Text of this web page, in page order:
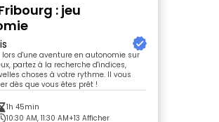
: jeu
d'une aventure en autonomie sur
partez à la recherche d'indices,
choses à votre rythme. Il vous
dès que vous êtes prêt !
1h 45min
10:30 AM, 11:30 AM+13 Afficher